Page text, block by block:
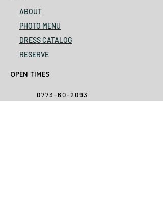
ABOUT
PHOTO MENU
DRESS CATALOG
RESERVE
OPEN TIMES
0773-60-2093